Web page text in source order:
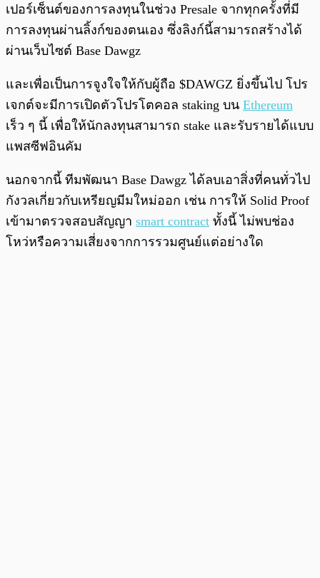
เปอร์เซ็นต์ของการลงทุนในช่วง Presale จากทุกครั้งที่มี
การลงทุนผ่านลิ้งก์ของตนเอง ซึ่งลิงก์นี้สามารถสร้างได้
ผ่านเว็บไซต์ Base Dawgz
และเพื่อเป็นการจูงใจให้กับผู้ถือ $DAWGZ ยิ่งขึ้นไป โปร
เจกต์จะมีการเปิดตัวโปรโตคอล staking บน Ethereum
เร็ว ๆ นี้ เพื่อให้นักลงทุนสามารถ stake และรับรายได้แบบ
แพสซีฟอินคัม
นอกจากนี้ ทีมพัฒนา Base Dawgz ได้ลบเอาสิ่งที่คนทั่วไป
กังวลเกี่ยวกับเหรียญมีมใหม่ออก เช่น การให้ Solid Proof
เข้ามาตรวจสอบสัญญา smart contract ทั้งนี้ ไม่พบช่อง
โหว่หรือความเสี่ยงจากการรวมศูนย์แต่อย่างใด